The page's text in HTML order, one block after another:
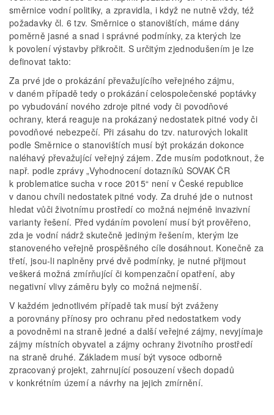
směrnice vodní politiky, a zpravidla, i když ne nutně vždy, též
požadavky čl. 6 tzv. Směrnice o stanovištích, máme dány
poměrně jasné a snad i správné podmínky, za kterých lze
k povolení výstavby přikročit. S určitým zjednodušením je lze
definovat takto:
Za prvé jde o prokázání převažujícího veřejného zájmu,
v daném případě tedy o prokázání celospolečenské poptávky
po vybudování nového zdroje pitné vody či povodňové
ochrany, která reaguje na prokázaný nedostatek pitné vody či
povodňové nebezpečí. Při zásahu do tzv. naturových lokalit
podle Směrnice o stanovištích musí být prokázán dokonce
naléhavý převažující veřejný zájem. Zde musím podotknout, že
např. podle zprávy „Vyhodnocení dotazníků SOVAK ČR
k problematice sucha v roce 2015“ není v České republice
v danou chvíli nedostatek pitné vody. Za druhé jde o nutnost
hledat vůči životnímu prostředí co možná nejméně invazivní
varianty řešení. Před vydáním povolení musí být prověřeno,
zda je vodní nádrž skutečně jediným řešením, kterým lze
stanoveného veřejně prospěšného cíle dosáhnout. Konečně za
třetí, jsou-li naplněny prvé dvě podmínky, je nutné přijmout
veškerá možná zmírňující či kompenzační opatření, aby
negativní vlivy záměru byly co možná nejmenší.
V každém jednotlivém případě tak musí být zváženy
a porovnány přínosy pro ochranu před nedostatkem vody
a povodněmi na straně jedné a další veřejné zájmy, nevyjímaje
zájmy místních obyvatel a zájmy ochrany životního prostředí
na straně druhé. Základem musí být vysoce odborně
zpracovaný projekt, zahrnující posouzení všech dopadů
v konkrétním území a návrhy na jejich zmírnění.